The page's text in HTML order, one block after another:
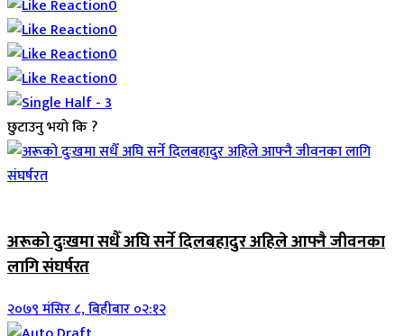
0
0
0
0
छुटाउनु भयो कि ?
अरूको दुःखमा सधैँ अघि सर्ने दिलबहादुर अहिले आफ्नै जीवनका
लागि संघर्षरत
२०७९ मंसिर ८, बिहीबार ०२:१२